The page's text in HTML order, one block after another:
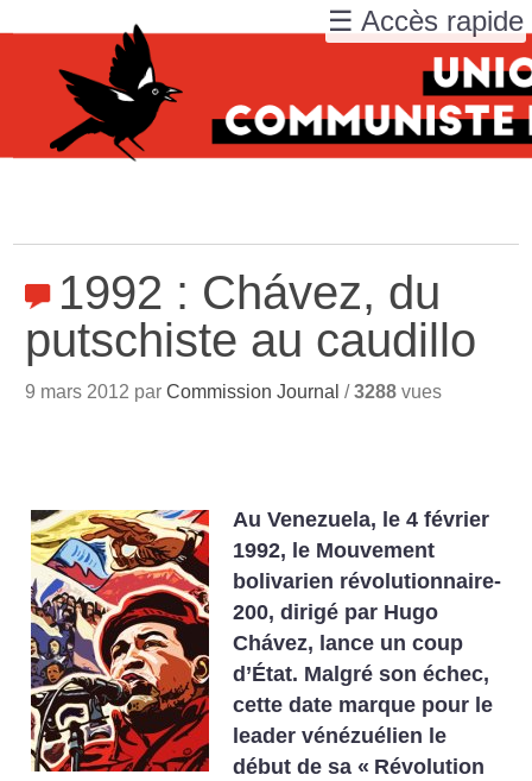
1992 : Chávez, du
putschiste au caudillo
9 mars 2012 parCommission Journal /3288 vues
Au Venezuela, le 4 février
1992, le Mouvement
bolivarien révolutionnaire-
200, dirigé par Hugo
Chávez, lance un coup
d’État. Malgré son échec,
cette date marque pour le
leader vénézuélien le
début de sa « Révolution
☰ Accès rapide